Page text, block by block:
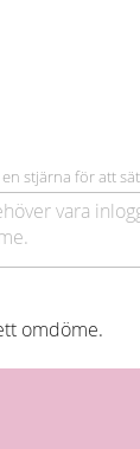
en stjärna för att
omdöme.